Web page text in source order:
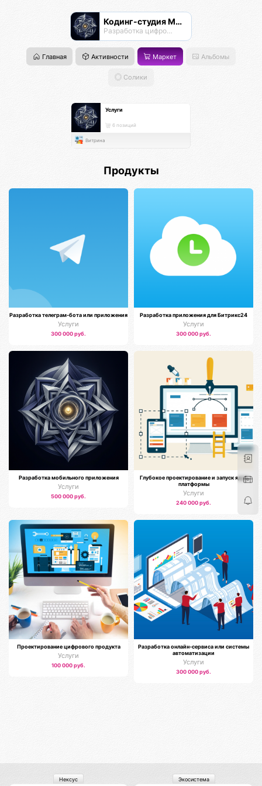
Кодинг-студия Магнатор
Разработка цифровых продуктов
Главная Активности Маркет Альбомы
Солики
Услуги
6 позиций
Витрина
Продукты
Разработка телеграм-бота или приложения
Услуги
300 000 руб.
Разработка приложения для Битрикс24
Услуги
300 000 руб.
Разработка мобильного приложения
Услуги
500 000 руб.
Глубокое проектирование и запуск ядра
платформы
Услуги
240 000 руб.
Проектирование цифрового продукта
Услуги
100 000 руб.
Разработка онлайн-сервиса или системы
автоматизации
Услуги
300 000 руб.
Нексус Экосистема